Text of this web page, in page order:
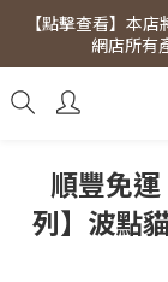
【點擊查看】會
【點擊查看】本
網店所有
【點擊查看】會
順豐免
列】波點